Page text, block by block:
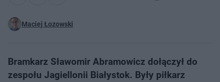
Maciej Łozowski
Bramkarz Sławomir Abramowicz dołączył do
zespołu Jagiellonii Białystok. Były piłkarz